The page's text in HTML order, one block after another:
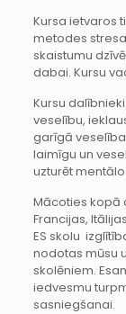
Kursa ietvaros
metodes
skaistumu
dabai. Kursu
Kursu
veselību,
garīgā
laimīgu un
uzturēt
Mācoties kopā
Francijas,
ES skolu
nodotas mūsu
skolēniem.
iedvesmu
sasniegšanai.